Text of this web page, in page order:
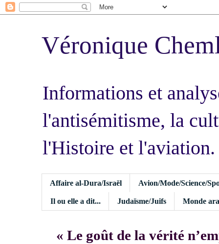
Véronique
Informations et
l'antisémitisme, la
l'Histoire et l'aviation.
Affaire al-Dura/Israël Avion/Mode/Science/
Il ou elle a dit... Judaïsme/Juifs Monde
« Le goût de la vérité